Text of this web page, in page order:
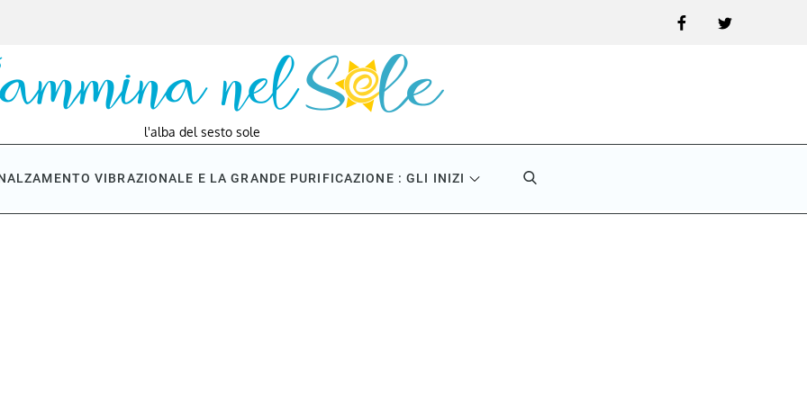
FacebookTwitter
l'alba del sesto sole
VIBRAZIONALE E LA GRANDE PURIFICAZIONE : GLI INIZI